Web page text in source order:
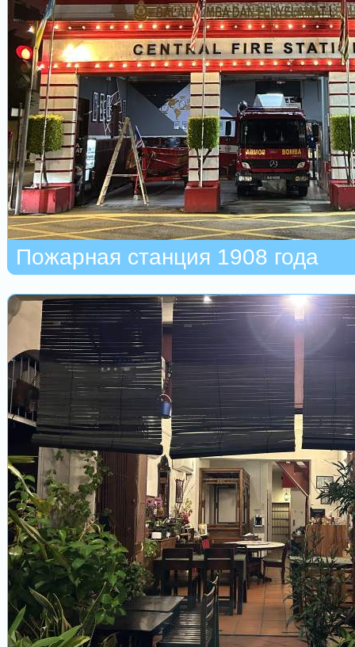
Пожарная станция 1908 года